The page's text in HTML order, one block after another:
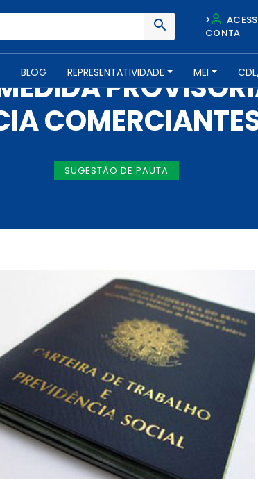
>
CONTA
BLOG REPRESENTATIVIDADE MEI
IMPRENSA -14 DE AGOSTO DE 2019
SUGESTÃO DE PAUTA